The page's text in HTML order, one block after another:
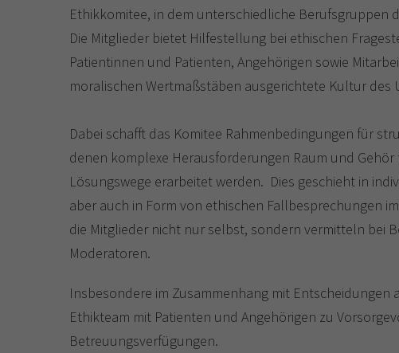
Ethikkomitee, in dem unterschiedliche Berufsgruppen
Die Mitglieder bietet Hilfestellung bei ethischen
Patientinnen und Patienten, Angehörigen sowie
moralischen Wertmaßstäben ausgerichtete Kultur des
Dabei schafft das Komitee Rahmenbedingungen für
denen komplexe Herausforderungen Raum und
Lösungswege erarbeitet werden. Dies geschieht in
aber auch in Form von ethischen Fallbesprechungen
die Mitglieder nicht nur selbst, sondern vermitteln bei
Moderatoren.
Insbesondere im Zusammenhang mit Entscheidungen
Ethikteam mit Patienten und Angehörigen zu
Betreuungsverfügungen.